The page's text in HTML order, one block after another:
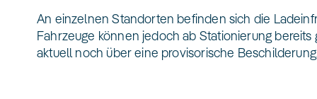
An einzelnen Standorten befinden sich die
Fahrzeuge können jedoch ab Stationierung
aktuell noch über eine provisorische